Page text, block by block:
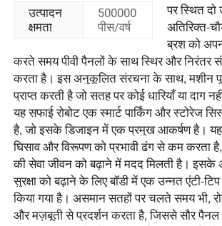
होम
उत्पाद
उत्पादन
क्षमता
500000
पीस/वर्ष
पर स्थित दो
अतिरिक्त-
ब्रश को
करते समय पीवी पैनलों के साथ स्थिर और निरंतर
करता है। इस अनुकूलित संरचना के साथ, मशीन
प्राप्त करती है जो सतह पर कोई धारियाँ या दाग
यह सफाई रोबोट एक स्मार्ट पार्किंग और स्टोरेज
है, जो इसके डिजाइन में एक प्रमुख आकर्षण है।
घिसाव और विरूपण को प्रभावी ढंग से कम करता
की सेवा जीवन को बढ़ाने में मदद मिलती है। इसके
सुरक्षा को बढ़ाने के लिए बॉडी में एक उन्नत एंटी-
किया गया है। असमान सतहों पर चलते समय भी,
और मज़बूती से प्रदर्शन करता है, जिससे सौर